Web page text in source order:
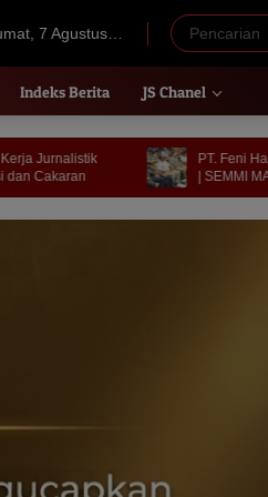
7 Agustus
Indeks Berita JS Chanel
Feni Haltim – Pemkab Haltim ‘Selingkuh’?
MALUT Ancam Polisikan Sekda Ricky
Richfat